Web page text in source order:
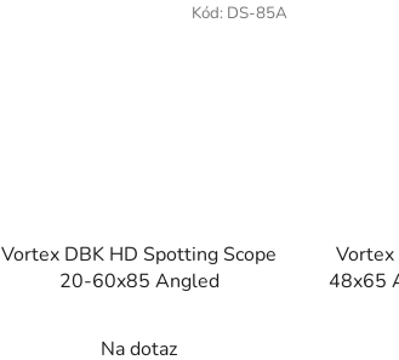
Vortex DBK HD Spotting Scope
20-60x85 Angled
Na dotaz
Kód: DS-85A
Vortex
48x65